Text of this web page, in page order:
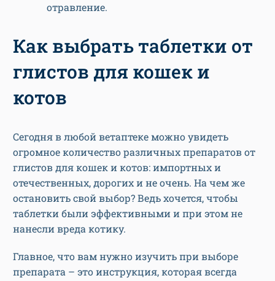
отравление.
Как выбрать таблетки от
глистов для кошек и
котов
Сегодня в любой ветаптеке можно увидеть
огромное количество различных препаратов от
глистов для кошек и котов: импортных и
отечественных, дорогих и не очень. На чем же
остановить свой выбор? Ведь хочется, чтобы
таблетки были эффективными и при этом не
нанесли вреда котику.
Главное, что вам нужно изучить при выборе
препарата – это инструкция, которая всегда